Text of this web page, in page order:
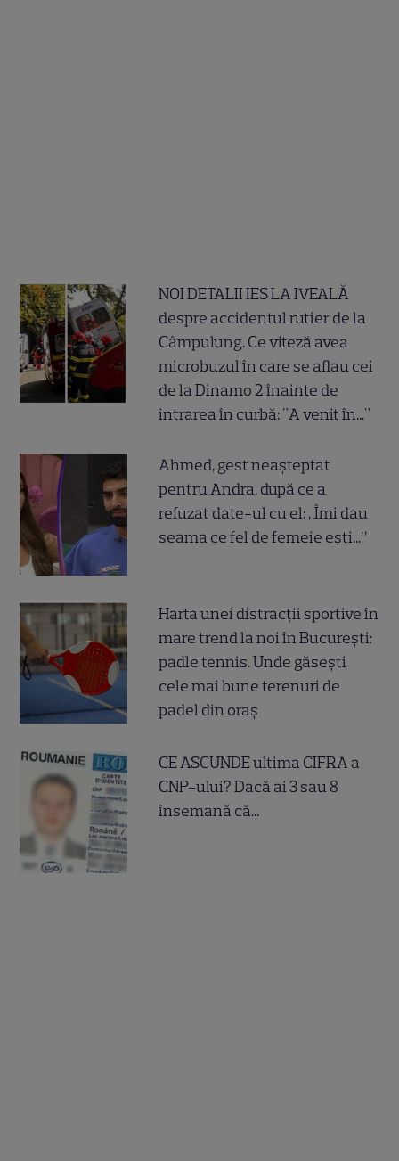
NOI DETALII IES LA IVEALĂ
despre accidentul rutier de la
Câmpulung. Ce viteză avea
microbuzul în care se aflau cei
de la Dinamo 2 înainte de
intrarea în curbă: "A venit în..."
Ahmed, gest neașteptat
pentru Andra, după ce a
refuzat date-ul cu el: „Îmi dau
seama ce fel de femeie ești...”
Harta unei distracții sportive în
mare trend la noi în București:
padle tennis. Unde găsești
cele mai bune terenuri de
padel din oraș
CE ASCUNDE ultima CIFRA a
CNP-ului? Dacă ai 3 sau 8
însemană că...